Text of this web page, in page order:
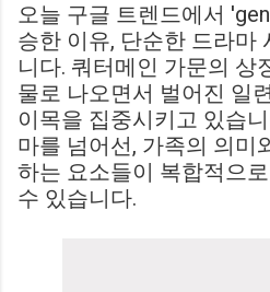
다. ...
오늘 구글 트렌드에서
승한 이유, 단순한 드라마
니다. 쿼터메인 가문의 상
물로 나오면서 벌어진 일
이목을 집중시키고 있습
마를 넘어선, 가족의 의미
하는 요소들이 복합적으
수 있습니다.